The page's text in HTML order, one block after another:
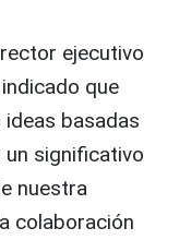
ejecutivo
que
basadas
un significativo
nuestra
colaboración